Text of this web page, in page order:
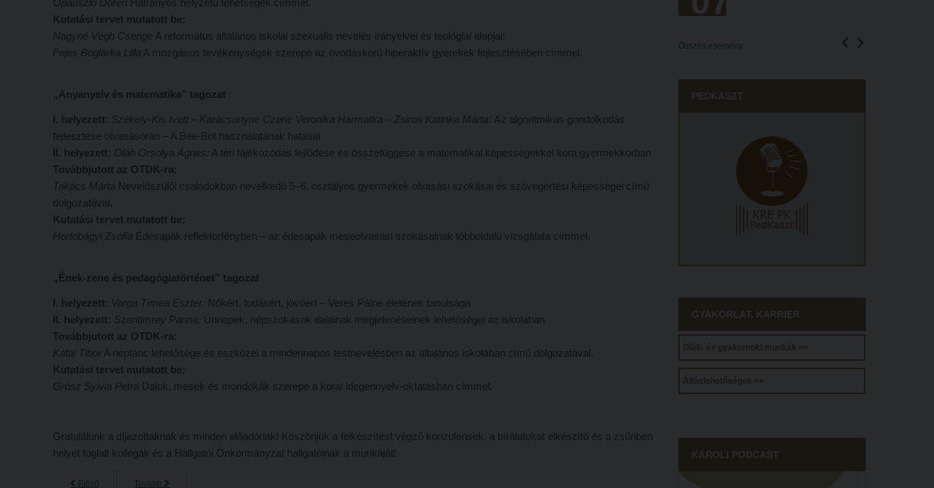
Opauszki Doren Hátrányos helyzetű tehetségek címmel.
Kutatási tervet mutatott be:
Nagyné Végh Csenge A református általános iskolai szexuális nevelés irányelvei és teológiai alapjai;
Fejes Boglárka Lilla A mozgásos tevékenységek szerepe az óvodáskorú hiperaktív gyerekek fejlesztésében címmel.
„Anyanyelv és matematika” tagozat
I. helyezett: Székely-Kis Ivett – Karácsonyné Czene Veronika Harmatka – Zsiros Katinka Márta: Az algoritmikus gondolkodás
fejlesztése olvasásórán – A Bee-Bot használatának hatásai
II. helyezett: Oláh Orsolya Ágnes: A téri tájékozódás fejlődése és összefüggése a matematikai képességekkel kora gyermekkorban
Továbbjutott az OTDK-ra:
Takács Márta Nevelőszülői családokban nevelkedő 5–6. osztályos gyermekek olvasási szokásai és szövegértési képességei című
dolgozatával.
Kutatási tervet mutatott be:
Hortobágyi Zsófia Édesapák reflektorfényben – az édesapák meseolvasási szokásainak többoldalú vizsgálata címmel.
„Ének-zene és pedagógiatörténet” tagozat
I. helyezett: Varga Tímea Eszter: Nőkért, tudásért, jövőért – Veres Pálné életének tanulsága
II. helyezett: Szentimrey Panna: Ünnepek, népszokások dalainak megjelenéseinek lehetőségei az iskolában
Továbbjutott az OTDK-ra:
Kátai Tibor A néptánc lehetősége és eszközei a mindennapos testnevelésben az általános iskolában című dolgozatával.
Kutatási tervet mutatott be:
Grósz Sylvia Petra Dalok, mesék és mondókák szerepe a korai idegennyelv-oktatásban címmel.
Gratulálunk a díjazottaknak és minden előadónak! Köszönjük a felkészítést végző konzulensek, a bírálatokat elkészítő és a zsűriben
helyet foglalt kollégák és a Hallgatói Önkormányzat hallgatóinak a munkáját!
Előző Tovább
Összes esemény
PEDKASZT
GYAKORLAT, KARRIER
Diák- és gyakornoki munkák >>
Álláslehetőségek >>
KÁROLI PODCAST